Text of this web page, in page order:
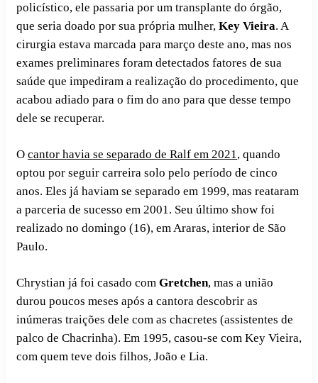
policístico, ele passaria por um transplante do órgão,
que seria doado por sua própria mulher, Key Vieira. A
cirurgia estava marcada para março deste ano, mas nos
exames preliminares foram detectados fatores de sua
saúde que impediram a realização do procedimento, que
acabou adiado para o fim do ano para que desse tempo
dele se recuperar.
O cantor havia se separado de Ralf em 2021, quando
optou por seguir carreira solo pelo período de cinco
anos. Eles já haviam se separado em 1999, mas reataram
a parceria de sucesso em 2001. Seu último show foi
realizado no domingo (16), em Araras, interior de São
Paulo.
Chrystian já foi casado com Gretchen, mas a união
durou poucos meses após a cantora descobrir as
inúmeras traições dele com as chacretes (assistentes de
palco de Chacrinha). Em 1995, casou-se com Key Vieira,
com quem teve dois filhos, João e Lia.